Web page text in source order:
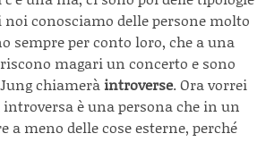
conosciamo delle persone molto
sempre per conto loro, che a una
magari un concerto e sono
chiameràintroverse. Ora vorrei
è una persona che in un
a meno delle cose esterne, perché